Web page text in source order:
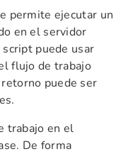
permite ejecutar un
en el servidor
puede usar
flujo de trabajo
puede ser
trabajo en el
De forma